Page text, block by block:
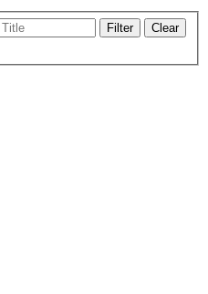
Filter Clear